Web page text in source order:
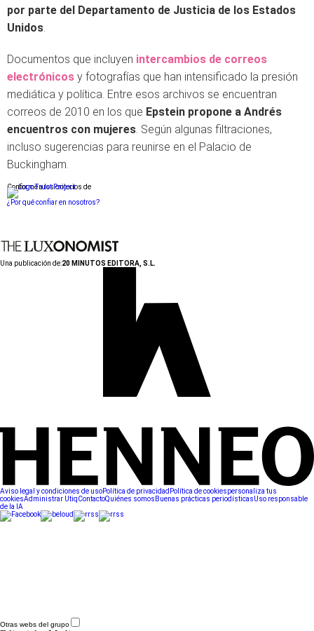
por parte del Departamento de Justicia de los Estados
Unidos.
Documentos que incluyen intercambios de correos
electrónicos y fotografías que han intensificado la presión
mediática y política. Entre esos archivos se encuentran
correos de 2010 en los que Epstein propone a Andrés
encuentros con mujeres. Según algunas filtraciones,
incluso sugerencias para reunirse en el Palacio de
Buckingham.
Conforme a los criterios de
¿Por qué confiar en nosotros?
Una publicación de:20 MINUTOS EDITORA, S.L.
Aviso legal y condiciones de usoPolítica de privacidad Política de cookiespersonaliza tus
cookiesAdministrar UtiqContactoQuiénes somos Buenas prácticas periodísticasUso responsable
de la IA
Otras webs del grupo